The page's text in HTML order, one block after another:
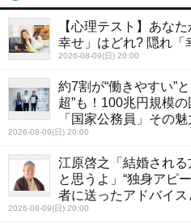
【心理テスト】あな
幸せ」はどれ? 隠れ「
2026-08-09(日) 20:00
約7割が“働きやすい”
超”も！100兆円規模
「国家公務員」その魅
2026-08-09(日) 20:00
江原啓之「結婚され
と思うよ」“独身アピ
者に送ったアドバイス
2026-08-09(日) 20:00